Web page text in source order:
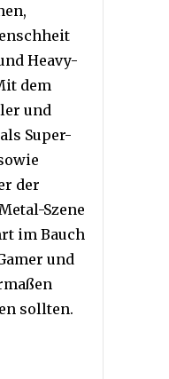
Heavy-
dem
und
Super-
der
Szene
im Bauch
und
sollten.